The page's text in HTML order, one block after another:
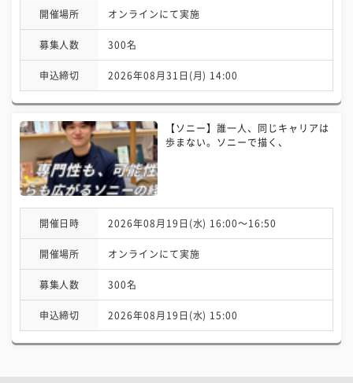
開催場所 オンラインにて実施
募集人数 300名
申込締切 2026年08月31日(月) 14:00
【ソニー】誰一人、同じキャリアは
歩まない。ソニーで描く、
開催日時 2026年08月19日(水) 16:00〜16:50
開催場所 オンラインにて実施
募集人数 300名
申込締切 2026年08月19日(水) 15:00